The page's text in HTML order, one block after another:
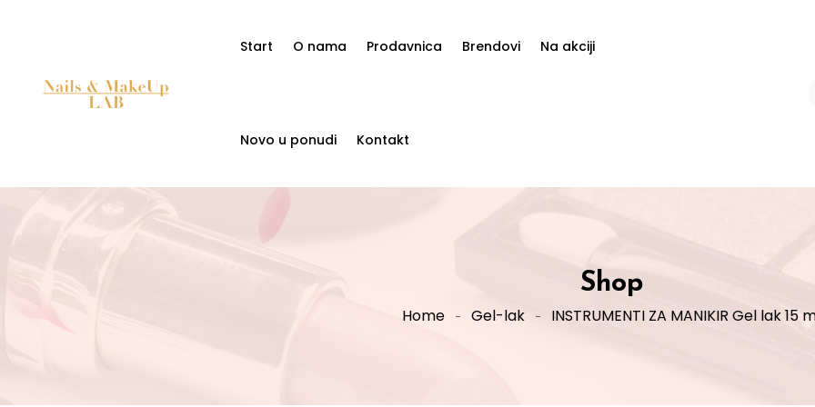
Start O nama Prodavnica Brendovi Na akciji
Novo u ponudi Kontakt
Shop
Home Gel-lak INSTRUMENTI ZA MANIKIR Gel lak 15